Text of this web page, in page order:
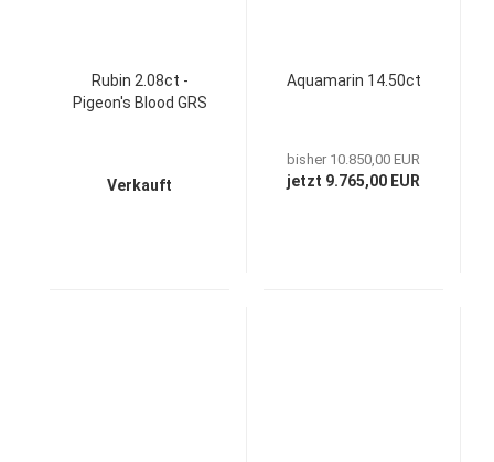
Rubin 2.08ct -
Pigeon's Blood GRS
Verkauft
Aquamarin 14.50ct
bisher 10.850,00 EUR
jetzt 9.765,00 EUR